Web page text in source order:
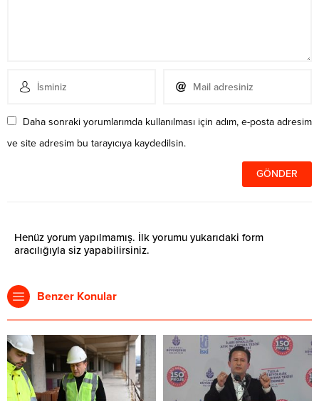
Daha sonraki yorumlarımda kullanılması için adım, e-posta adresim
ve site adresim bu tarayıcıya kaydedilsin.
Henüz yorum yapılmamış. İlk yorumu yukarıdaki form
aracılığıyla siz yapabilirsiniz.
Benzer Konular